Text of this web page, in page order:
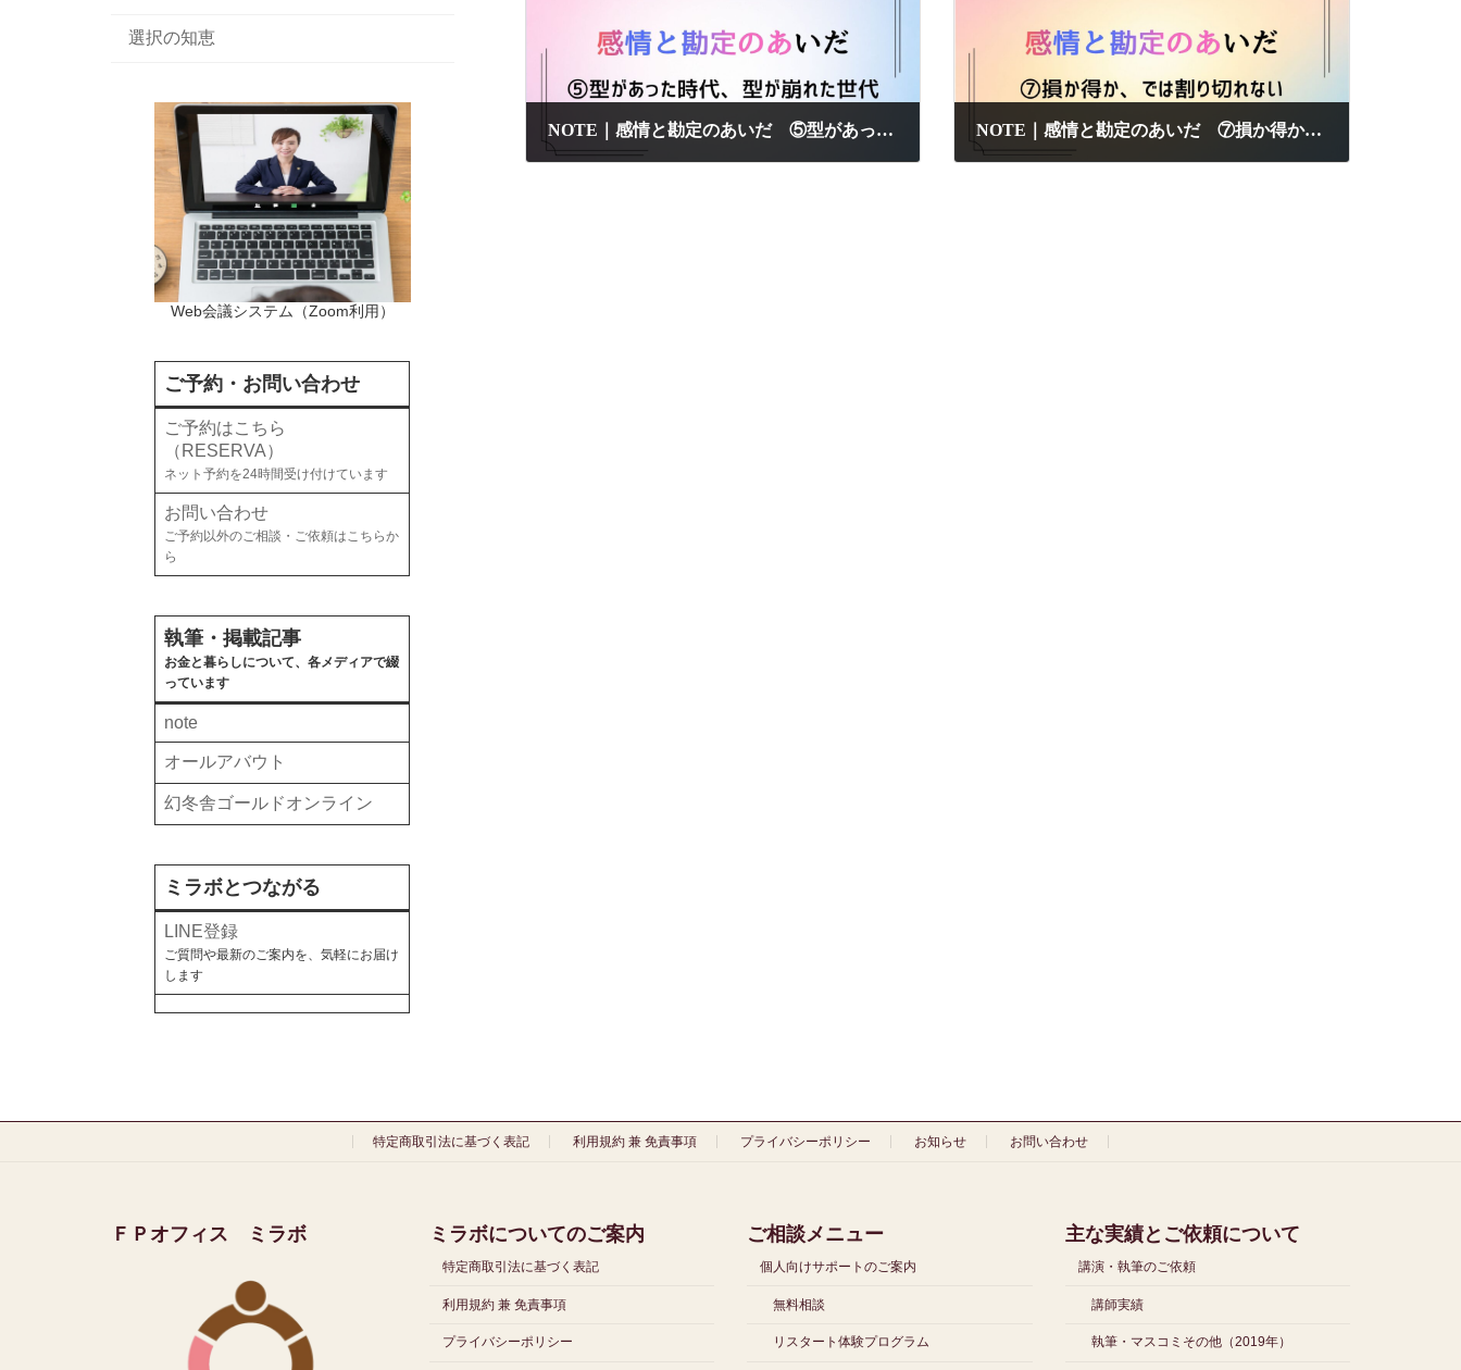
NOTE｜感情と勘定のあいだ ⑤型があった時代、型が崩れた世代 NOTE｜感情と勘定のあいだ ⑦損か得か、では割り切れない
選択の知恵
Web会議システム（Zoom利用）
ご予約・お問い合わせ
ご予約はこちら
（RESERVA）
ネット予約を24時間受け付けています
お問い合わせ
ご予約以外のご相談・ご依頼はこちらか
ら
執筆・掲載記事
お金と暮らしについて、各メディアで綴
っています
note
オールアバウト
幻冬舎ゴールドオンライン
ミラボとつながる
LINE登録
ご質問や最新のご案内を、気軽にお届け
します
特定商取引法に基づく表記 利用規約 兼 免責事項 プライバシーポリシー お知らせ お問い合わせ
ＦＰオフィス ミラボ ミラボについてのご案内
特定商取引法に基づく表記
利用規約 兼 免責事項
プライバシーポリシー
ご相談メニュー
個人向けサポートのご案内
無料相談
リスタート体験プログラム
主な実績とご依頼について
講演・執筆のご依頼
講師実績
執筆・マスコミその他（2019年）